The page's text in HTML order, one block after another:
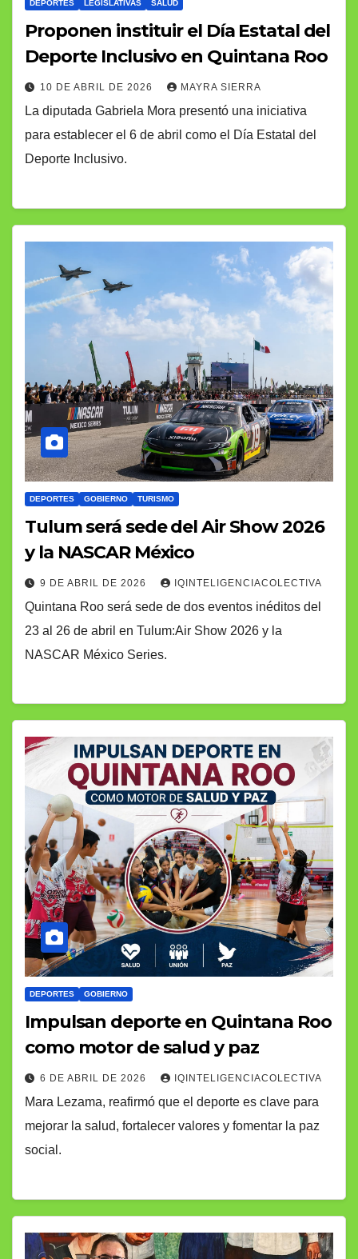
DEPORTES LEGISLATIVAS SALUD
Proponen instituir el Día Estatal del
Deporte Inclusivo en Quintana Roo
10 DE ABRIL DE 2026 MAYRA SIERRA
La diputada Gabriela Mora presentó una iniciativa
para establecer el 6 de abril como el Día Estatal del
Deporte Inclusivo.
DEPORTES GOBIERNO TURISMO
Tulum será sede del Air Show 2026
y la NASCAR México
9 DE ABRIL DE 2026 IQINTELIGENCIACOLECTIVA
Quintana Roo será sede de dos eventos inéditos del
23 al 26 de abril en Tulum:Air Show 2026 y la
NASCAR México Series.
DEPORTES GOBIERNO
Impulsan deporte en Quintana Roo
como motor de salud y paz
6 DE ABRIL DE 2026 IQINTELIGENCIACOLECTIVA
Mara Lezama, reafirmó que el deporte es clave para
mejorar la salud, fortalecer valores y fomentar la paz
social.